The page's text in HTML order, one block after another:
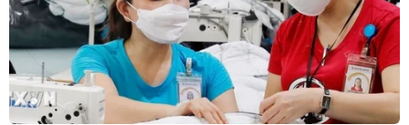
mỗi môn
09/08/2026 06:40
Các trường đại học bắt đầu công bố